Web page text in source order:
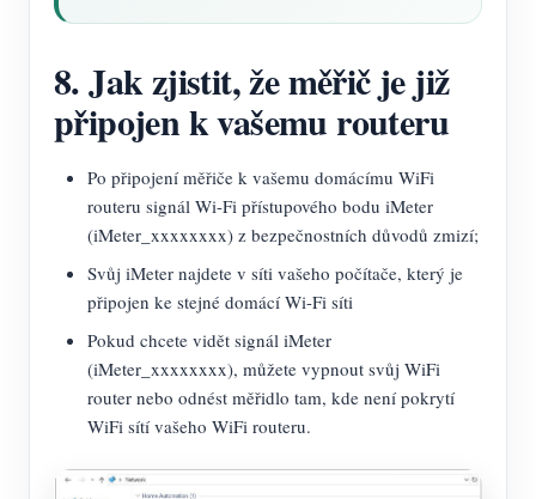
8. Jak zjistit, že měřič je již
připojen k vašemu routeru
Po připojení měřiče k vašemu domácímu WiFi
routeru signál Wi-Fi přístupového bodu iMeter
(iMeter_xxxxxxxx) z bezpečnostních důvodů zmizí;
Svůj iMeter najdete v síti vašeho počítače, který je
připojen ke stejné domácí Wi-Fi síti
Pokud chcete vidět signál iMeter
(iMeter_xxxxxxxx), můžete vypnout svůj WiFi
router nebo odnést měřidlo tam, kde není pokrytí
WiFi sítí vašeho WiFi routeru.